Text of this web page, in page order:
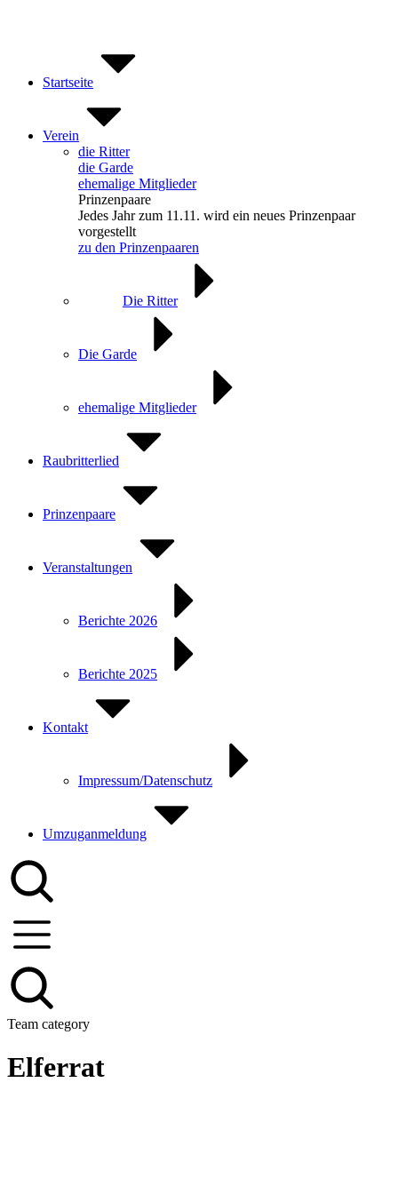
Startseite
Verein
die Ritter
die Garde
ehemalige Mitglieder
Prinzenpaare
Jedes Jahr zum 11.11. wird ein neues Prinzenpaar
vorgestellt
zu den Prinzenpaaren
Die Ritter
Die Garde
ehemalige Mitglieder
Raubritterlied
Prinzenpaare
Veranstaltungen
Berichte 2026
Berichte 2025
Kontakt
Impressum/Datenschutz
Umzuganmeldung
Team category
Elferrat